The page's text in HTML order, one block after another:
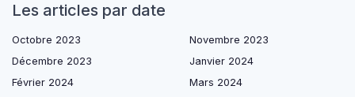
Les articles par date
Octobre 2023
Novembre 2023
Décembre 2023
Janvier 2024
Février 2024
Mars 2024